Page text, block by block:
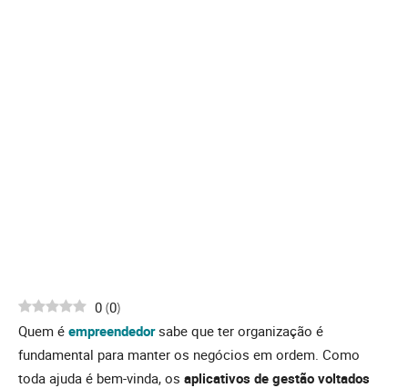
0 (0)
Quem é empreendedorsabe que ter organização é
fundamental para manter os negócios em ordem. Como
toda ajuda é bem-vinda, os aplicativos de gestão voltados